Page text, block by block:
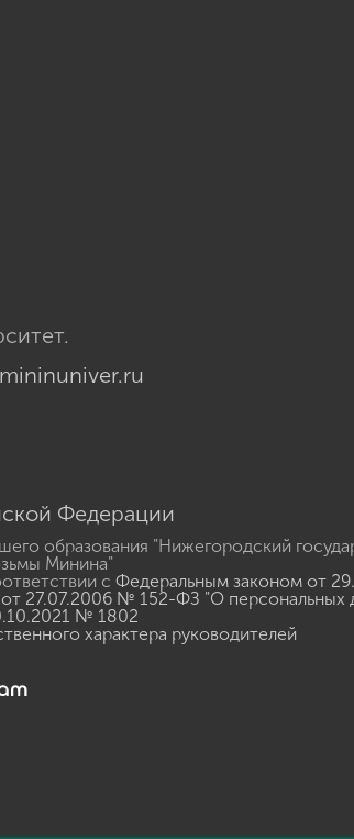
Федерации
образования "Нижегородский
Минина"
с Федеральным законом от
27.07.2006 № 152-ФЗ "О персональных
№ 1802
характера руководителей